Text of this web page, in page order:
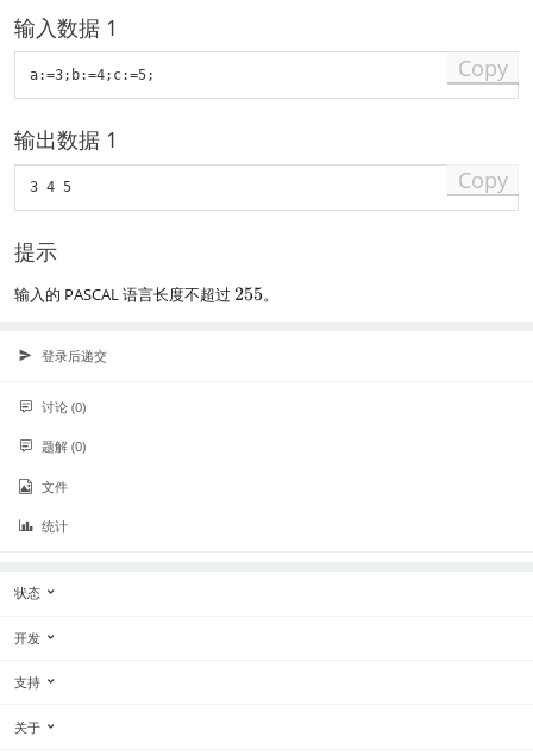
b
,
c
输入数据 1
Copy
输出数据 1
3 4 5 Copy
提示
输入的 PASCAL 语言长度不超过 2
255。
登录后递交
讨论 (0)
题解 (0)
文件
统计
状态
开发
支持
关于